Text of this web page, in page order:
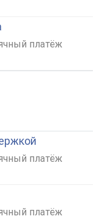
платёж
платёж
платёж